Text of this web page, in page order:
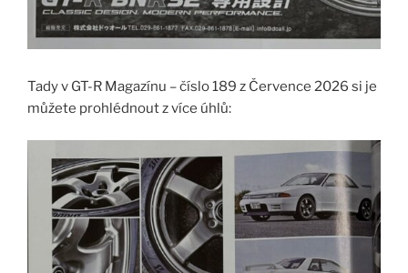
Tady v GT-R Magazínu – číslo 189 z Července 2026 si je
můžete prohlédnout z více úhlů: